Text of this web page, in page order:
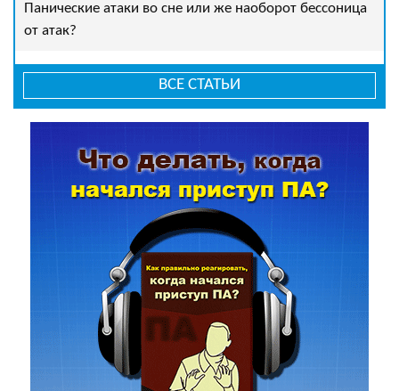
Панические атаки во сне или же наоборот бессоница
от атак?
ВСЕ СТАТЬИ